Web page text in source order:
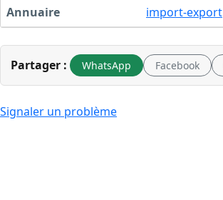
Annuaire
import-export
Partager : WhatsApp Facebook
Signaler un problème